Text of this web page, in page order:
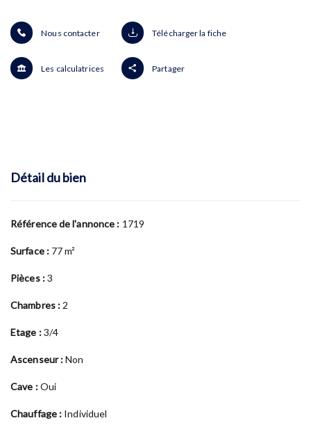
Détail du bien
Référence de l'annonce : 1719
Surface : 77 m²
Pièces :3
Chambres : 2
Etage :3/4
Ascenseur :Non
Cave :Oui
Chauffage : Individuel
Nous contacter
Les calculatrices
Télécharger la fiche
Partager